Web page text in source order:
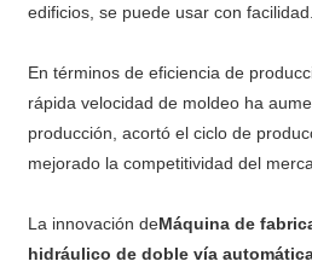
edificios, se puede usar con facilidad.
En términos de eficiencia de
rápida velocidad de moldeo ha
producción, acortó el ciclo de
mejorado la competitividad del
La innovación deMáquina de
hidráulico de doble vía